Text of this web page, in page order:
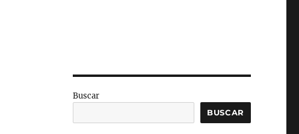
Buscar
BUSCAR